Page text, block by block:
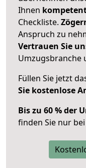
Ihnen
Checkliste.
Anspruch zu
Vertrauen Sie
Umzugsbranche
Füllen Sie jetzt
Sie kostenlose
Bis zu 60 % der
finden Sie nur